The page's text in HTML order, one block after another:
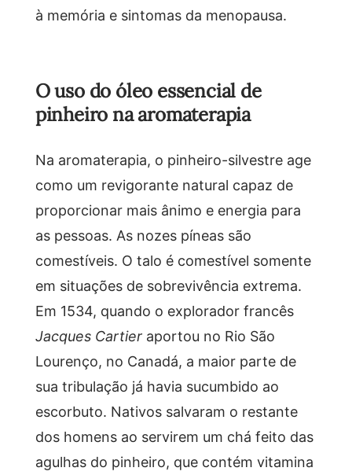
à memória e sintomas da menopausa.
O uso do óleo essencial de
pinheiro na aromaterapia
Na aromaterapia, o pinheiro-silvestre age
como um revigorante natural capaz de
proporcionar mais ânimo e energia para
as pessoas. As nozes píneas são
comestíveis. O talo é comestível somente
em situações de sobrevivência extrema.
Em 1534, quando o explorador francês
Jacques Cartieraportou no Rio São
Lourenço, no Canadá, a maior parte de
sua tribulação já havia sucumbido ao
escorbuto. Nativos salvaram o restante
dos homens ao servirem um chá feito das
agulhas do pinheiro, que contém vitamina